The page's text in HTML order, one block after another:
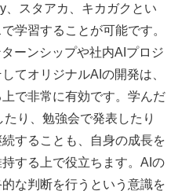
、スタアカ、キカガクとい
学習することが可能です。
ーンシップや社内AIプロジ
てオリジナルAIの開発は、
で非常に有効です。学んだ
り、勉強会で発表したり
することも、自身の成長を
する上で役立ちます。AIの
な判断を行うという意識を